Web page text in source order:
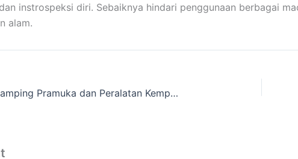
instrospeksi diri. Sebaiknya hindari penggunaan berbagai
alam.
Lokasi Sewa Tenda Camping Pramuka dan Peralatan Kemping